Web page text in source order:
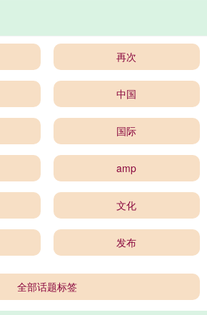
再次
中国
国际
amp
文化
发布
全部话题标签